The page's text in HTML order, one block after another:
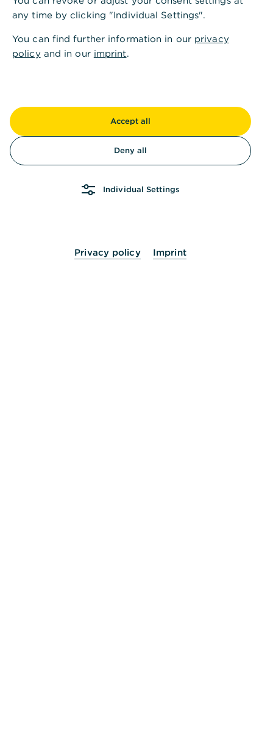
Andere fragten auch
Grundlagen zur ersten Verwendung von
Kreditkarten
Wie sperre ich eine Kreditkarte bei Verlust /
any time by clicking "Individual Settings".
You can find further information in our privacy
policyand in our imprint.
Accept all
Deny all
Individual Settings
Privacy policy Imprint